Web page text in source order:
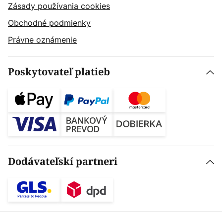
Zásady používania cookies
Obchodné podmienky
Právne oznámenie
Poskytovateľ platieb
Dodávateľskí partneri